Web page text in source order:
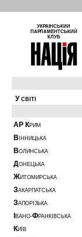
УКРАЇНСЬКИЙ
ПАРЛАМЕНТСЬКИЙ
КЛУБ
У СВІТІ
АР КРИМ
В ІННИЦЬКА
ВОЛИНСЬКА
ДОНЕЦЬКА
ЖИТОМИРСЬКА
ЗАКАРПАТСЬКА
ЗАПОРІЗЬКА
ВАНО-ФРАНКІВСЬКА
КИЇВ
з 2021-го